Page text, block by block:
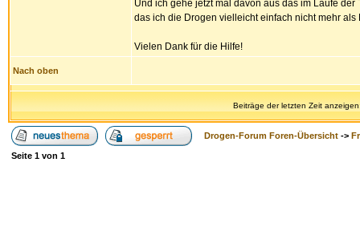
Und ich gehe jetzt mal davon aus das im Laufe
das ich die Drogen vielleicht einfach nicht mehr als
Vielen Dank für die Hilfe!
Nach oben
Beiträge der letzten Zeit
Drogen-Forum Foren-Übersicht ->
Seite 1 von 1